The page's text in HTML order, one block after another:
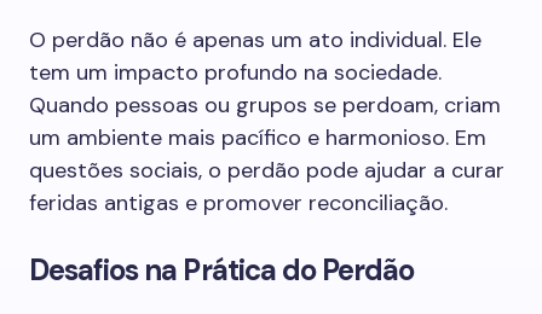
O perdão não é apenas um ato individual. Ele
tem um impacto profundo na sociedade.
Quando pessoas ou grupos se perdoam, criam
um ambiente mais pacífico e harmonioso. Em
questões sociais, o perdão pode ajudar a curar
feridas antigas e promover reconciliação.
Desafios na Prática do Perdão